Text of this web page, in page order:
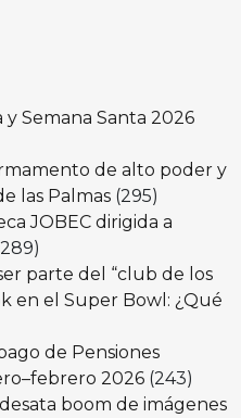
Semana Santa 2026
de alto poder y
las Palmas (295)
JOBEC dirigida a
parte del “club de los
en el Super Bowl: ¿Qué
de Pensiones
2026 (243)
boom de imágenes